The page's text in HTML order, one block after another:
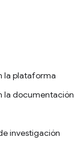
la plataforma
la documentación
investigación